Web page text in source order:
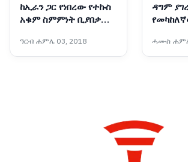
ከኢራን ጋር የነበረው የተኩስ
አቁም ስምምነት ቢያበቃም
ትወያያለች፦ ፕሬዝዳንት
ትራምፕ
ዓርብ ሐምሌ 03, 2018
ዳግም
ሓሙስ ሐምሌ